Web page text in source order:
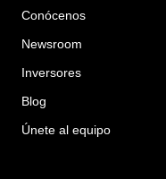
Conócenos
Newsroom
Inversores
Blog
Únete al equipo